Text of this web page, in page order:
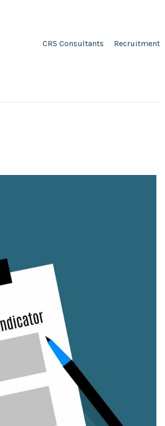
CRS Consultants Recruitment